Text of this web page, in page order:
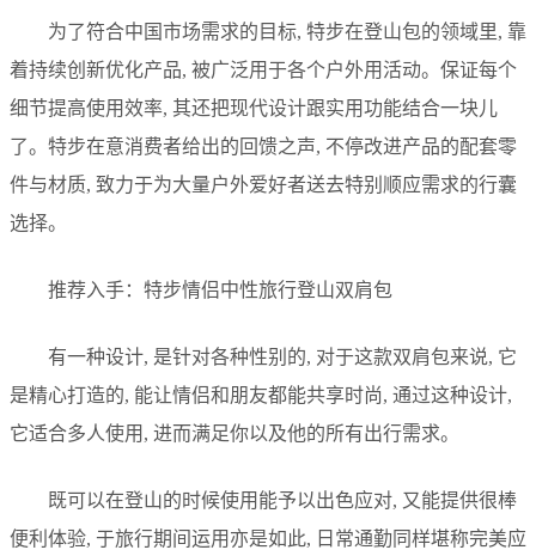
为了符合中国市场需求的目标, 特步在登山包的领域里, 靠
着持续创新优化产品, 被广泛用于各个户外用活动。保证每个
细节提高使用效率, 其还把现代设计跟实用功能结合一块儿
了。特步在意消费者给出的回馈之声, 不停改进产品的配套零
件与材质, 致力于为大量户外爱好者送去特别顺应需求的行囊
选择。
推荐入手：特步情侣中性旅行登山双肩包
有一种设计, 是针对各种性别的, 对于这款双肩包来说, 它
是精心打造的, 能让情侣和朋友都能共享时尚, 通过这种设计,
它适合多人使用, 进而满足你以及他的所有出行需求。
既可以在登山的时候使用能予以出色应对, 又能提供很棒
便利体验, 于旅行期间运用亦是如此, 日常通勤同样堪称完美应